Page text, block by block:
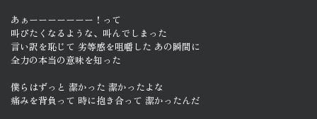
あぁーーーーーーー！って
叫びたくなるような、叫んでしまった
言い訳を恥じて 劣等感を咀嚼した あの瞬間に
全力の本当の意味を知った
僕らはずっと 潔かった 潔かったよな
痛みを背負って 時に抱き合って 潔かったんだ